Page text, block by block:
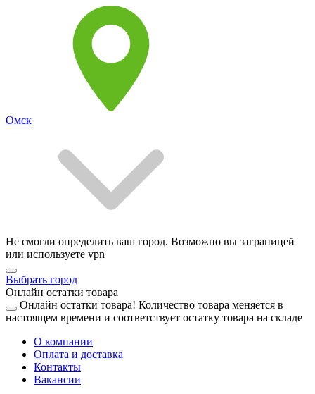
Омск
Не смогли определить ваш город. Возможно вы заграницей
или используете vpn
Выбрать город
Онлайн остатки товара
Онлайн остатки товара! Количество товара меняется в
настоящем времени и соответствует остатку товара на складе
О компании
Оплата и доставка
Контакты
Вакансии